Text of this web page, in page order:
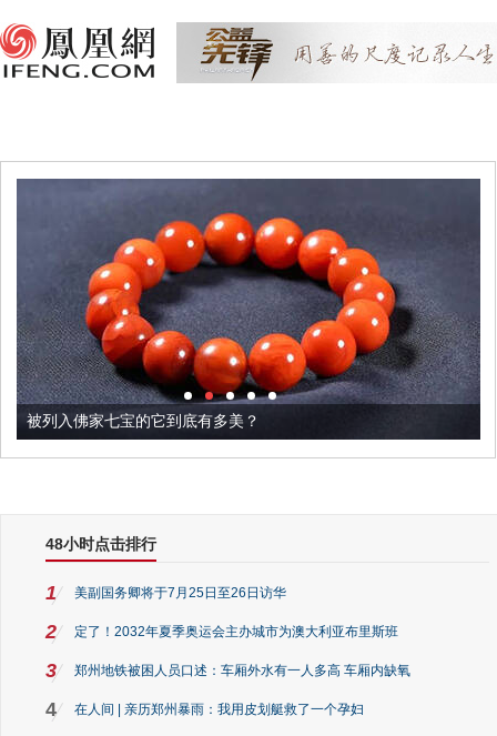
被列入佛家七宝的它到底有多美？
48小时点击排行
1 美副国务卿将于7月25日至26日访华
2 定了！2032年夏季奥运会主办城市为澳大利亚布里斯班
3 郑州地铁被困人员口述：车厢外水有一人多高 车厢内缺氧
4 在人间 | 亲历郑州暴雨：我用皮划艇救了一个孕妇